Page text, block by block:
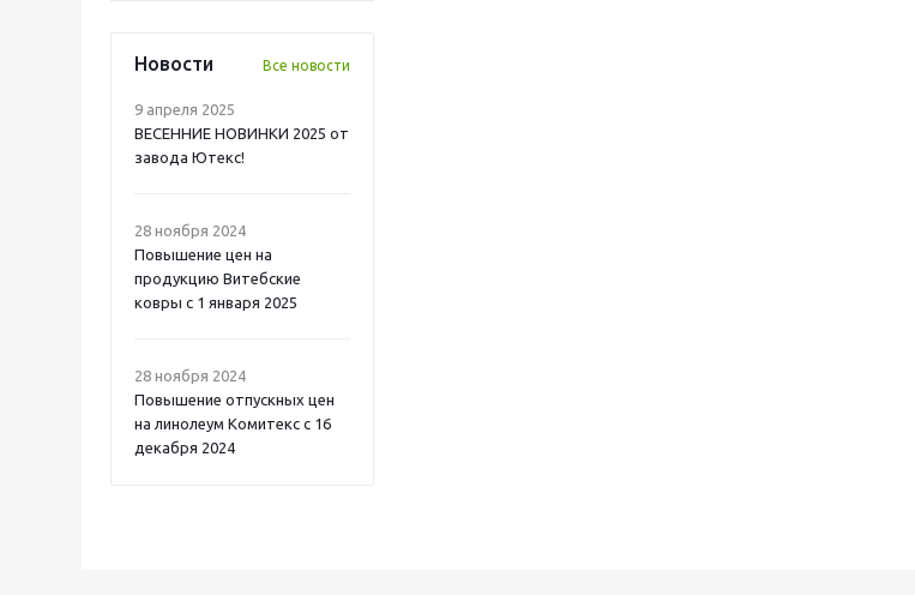
Новости Все новости
9 апреля 2025
ВЕСЕННИЕ НОВИНКИ 2025 от
завода Ютекс!
28 ноября 2024
Повышение цен на
продукцию Витебские
ковры с 1 января 2025
28 ноября 2024
Повышение отпускных цен
на линолеум Комитекс с 16
декабря 2024